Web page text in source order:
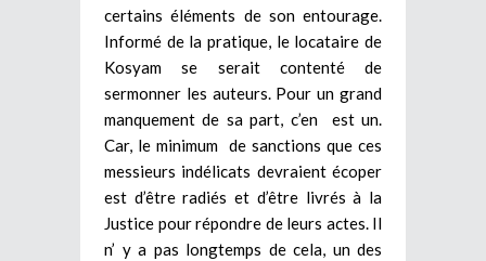
certains éléments de son entourage.
Informé de la pratique, le locataire de
Kosyam se serait contenté de
sermonner les auteurs. Pour un grand
manquement de sa part, c’en est un.
Car, le minimum de sanctions que ces
messieurs indélicats devraient écoper
est d’être radiés et d’être livrés à la
Justice pour répondre de leurs actes. Il
n’ y a pas longtemps de cela, un des